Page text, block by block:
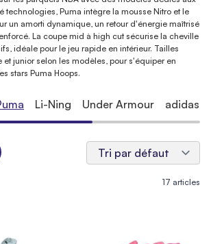
technologies, Puma intègre la mousse Nitro et le
un amorti dynamique, un retour d'énergie maîtrisé
La coupe mid à high cut sécurise la cheville
idéale pour le jeu rapide en intérieur. Tailles
et junior selon les modèles, pour s'équiper en
stars Puma Hoops.
17 articles
Li-Ning Under Armour adidas